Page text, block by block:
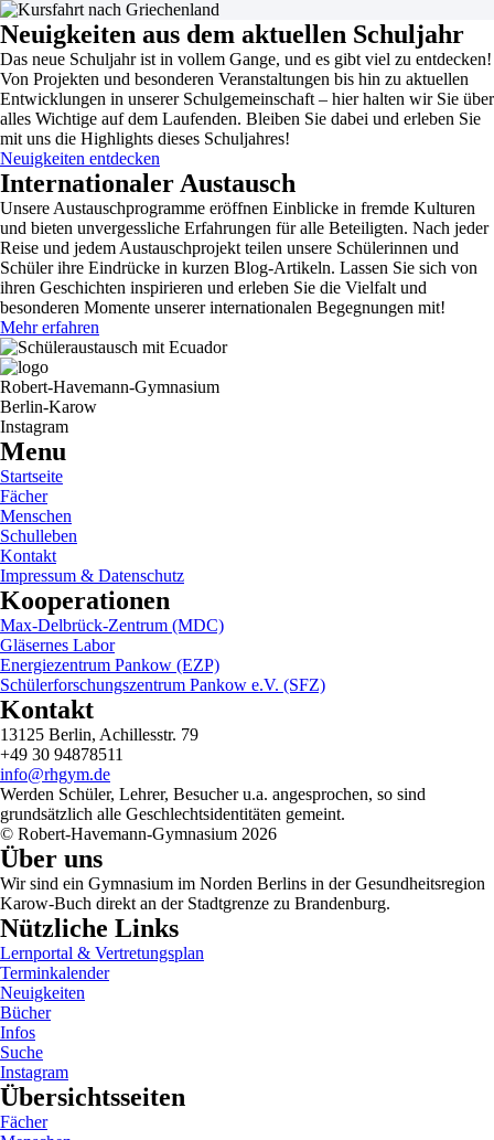
Neuigkeiten aus dem aktuellen Schuljahr
Das neue Schuljahr ist in vollem Gange, und es gibt viel zu entdecken!
Von Projekten und besonderen Veranstaltungen bis hin zu aktuellen
Entwicklungen in unserer Schulgemeinschaft – hier halten wir Sie über
alles Wichtige auf dem Laufenden. Bleiben Sie dabei und erleben Sie
mit uns die Highlights dieses Schuljahres!
Neuigkeiten entdecken
Internationaler Austausch
Unsere Austauschprogramme eröffnen Einblicke in fremde Kulturen
und bieten unvergessliche Erfahrungen für alle Beteiligten. Nach jeder
Reise und jedem Austauschprojekt teilen unsere Schülerinnen und
Schüler ihre Eindrücke in kurzen Blog-Artikeln. Lassen Sie sich von
ihren Geschichten inspirieren und erleben Sie die Vielfalt und
besonderen Momente unserer internationalen Begegnungen mit!
Mehr erfahren
Robert-Havemann-Gymnasium
Berlin-Karow
Instagram
Menu
Startseite
Fächer
Menschen
Schulleben
Kontakt
Impressum & Datenschutz
Kooperationen
Max-Delbrück-Zentrum (MDC)
Gläsernes Labor
Energiezentrum Pankow (EZP)
Schülerforschungszentrum Pankow e.V. (SFZ)
Kontakt
13125 Berlin, Achillesstr. 79
+49 30 94878511
info@rhgym.de
Werden Schüler, Lehrer, Besucher u.a. angesprochen, so sind
grundsätzlich alle Geschlechtsidentitäten gemeint.
© Robert-Havemann-Gymnasium 2026
Über uns
Wir sind ein Gymnasium im Norden Berlins in der Gesundheitsregion
Karow-Buch direkt an der Stadtgrenze zu Brandenburg.
Nützliche Links
Lernportal & Vertretungsplan
Terminkalender
Neuigkeiten
Bücher
Infos
Suche
Instagram
Übersichtsseiten
Fächer